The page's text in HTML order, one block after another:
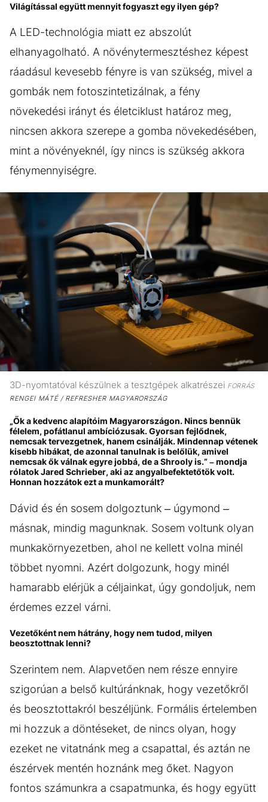
Világítással együtt mennyit fogyaszt egy ilyen gép?
A LED-technológia miatt ez abszolút
elhanyagolható. A növénytermesztéshez képest
ráadásul kevesebb fényre is van szükség, mivel a
gombák nem fotoszintetizálnak, a fény
növekedési irányt és életciklust határoz meg,
nincsen akkora szerepe a gomba növekedésében,
mint a növényeknél, így nincs is szükség akkora
fénymennyiségre.
3D-nyomtatóval készülnek a tesztgépek alkatrészei FORRÁS
RENGEI MÁTÉ / REFRESHER MAGYARORSZÁG
„Ők a kedvenc alapítóim Magyarországon. Nincs bennük
félelem, pofátlanul ambíciózusak. Gyorsan fejlődnek,
nemcsak tervezgetnek, hanem csinálják. Mindennap vétenek
kisebb hibákat, de azonnal tanulnak is belőlük, amivel
nemcsak ők válnak egyre jobbá, de a Shrooly is.” – mondja
rólatok Jared Schrieber, aki az angyalbefektetőtök volt.
Honnan hozzátok ezt a munkamorált?
Dávid és én sosem dolgoztunk – úgymond –
másnak, mindig magunknak. Sosem voltunk olyan
munkakörnyezetben, ahol ne kellett volna minél
többet nyomni. Azért dolgozunk, hogy minél
hamarabb elérjük a céljainkat, úgy gondoljuk, nem
érdemes ezzel várni.
Vezetőként nem hátrány, hogy nem tudod, milyen
beosztottnak lenni?
Szerintem nem. Alapvetően nem része ennyire
szigorúan a belső kultúránknak, hogy vezetőkről
és beosztottakról beszéljünk. Formális értelemben
mi hozzuk a döntéseket, de nincs olyan, hogy
ezeket ne vitatnánk meg a csapattal, és aztán ne
észérvek mentén hoznánk meg őket. Nagyon
fontos számunkra a csapatmunka, és hogy együtt